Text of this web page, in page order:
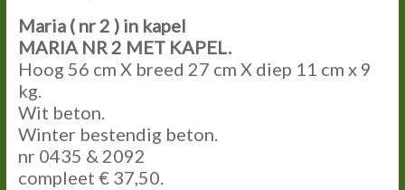
Maria ( nr 2 ) in kapel
MARIA NR 2 MET KAPEL.
Hoog 56 cm X breed 27 cm X diep 11 cm x 9
kg.
Wit beton.
Winter bestendig beton.
nr 0435 & 2092
compleet € 37,50.